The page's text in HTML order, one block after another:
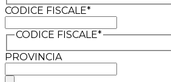
CODICE FISCALE*
CODICE FISCALE*
PROVINCIA